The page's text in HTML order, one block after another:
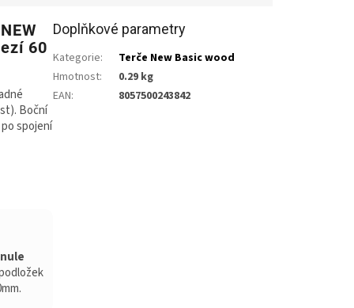
60
Boční
spojení
Doplňkové parametry
Kategorie:
Terče New Basic wood
Hmotnost:
0.29 kg
EAN: 8057500243842